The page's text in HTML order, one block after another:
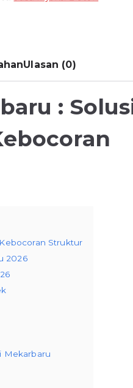
Ulasan (0)
:
Struktur
2026
Mekarbaru